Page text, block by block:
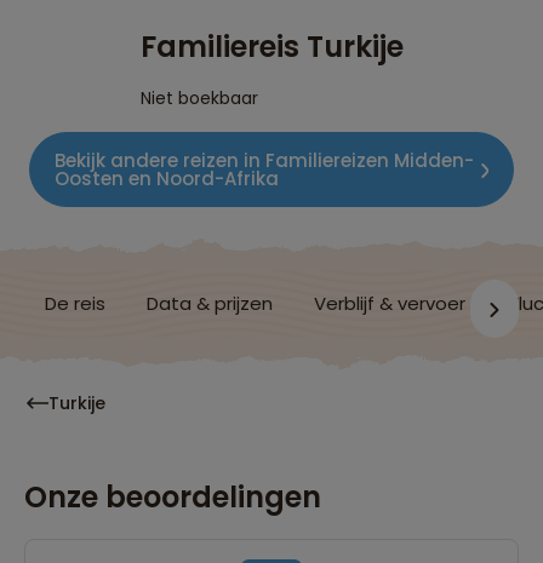
Familiereis Turkije
Niet boekbaar
Bekijk andere reizen in Familiereizen Midden-
Oosten en Noord-Afrika
De reis Data & prijzen Verblijf & vervoer
Turkije
Onze beoordelingen